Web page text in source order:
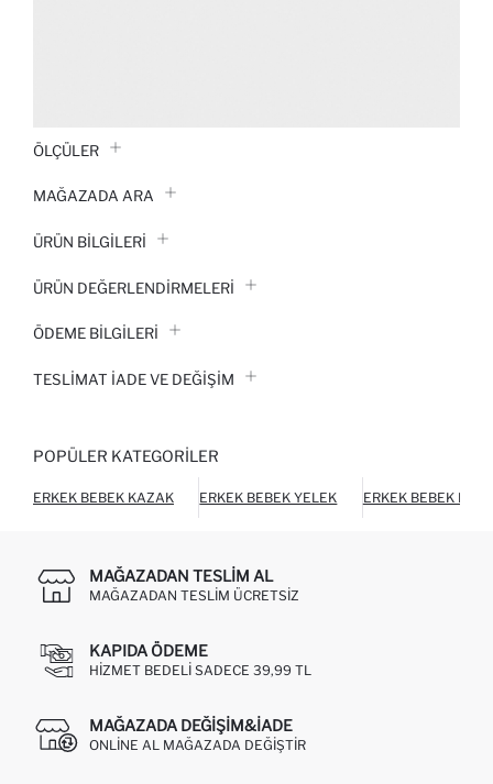
ÖLÇÜLER
MAĞAZADA ARA
ÜRÜN BILGILERI
ÜRÜN DEĞERLENDİRMELERİ
ÖDEME BİLGİLERİ
TESLIMAT İADE VE DEĞIŞIM
POPÜLER KATEGORILER
ERKEK BEBEK KAZAK ERKEK BEBEK YELEK ERKEK BEBEK
MAĞAZADAN TESLIM AL
MAĞAZADAN TESLIM ÜCRETSIZ
KAPIDA ÖDEME
HIZMET BEDELI SADECE 39,99 TL
MAĞAZADA DEĞIŞIM&İADE
ONLINE AL MAĞAZADA DEĞIŞTIR